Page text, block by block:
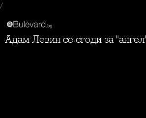
/
Адам Левин се сгоди за